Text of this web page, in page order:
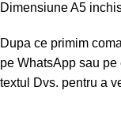
Dimensiune A5
Dupa ce primim
pe WhatsApp sau
textul Dvs. pentru a